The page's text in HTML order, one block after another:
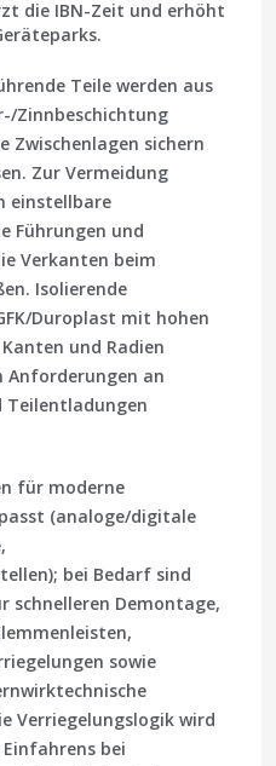
die IBN-Zeit und erhöht
Teile werden aus
Zinnbeschichtung
sichern
Zur Vermeidung
einstellbare
Führungen und
Verkanten beim
Isolierende
Duroplast mit hohen
und Radien
Anforderungen an
Teilentladungen
für moderne
(analoge/digitale
bei Bedarf sind
schnelleren Demontage,
sowie
Verriegelungslogik wird
bei